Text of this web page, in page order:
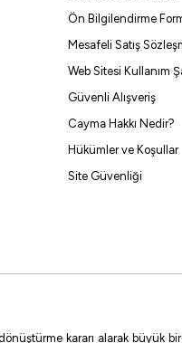
Ön Bilgilendirme
Mesafeli Satış
Web Sitesi Kullanım
Güvenli Alışveriş
Cayma Hakkı Nedir?
Hükümler ve Koşullar
Site Güvenliği
kararı alarak büyük